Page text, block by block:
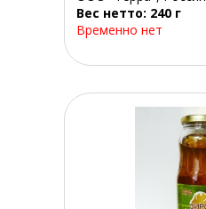
Вес нетто: 240 г
Временно нет